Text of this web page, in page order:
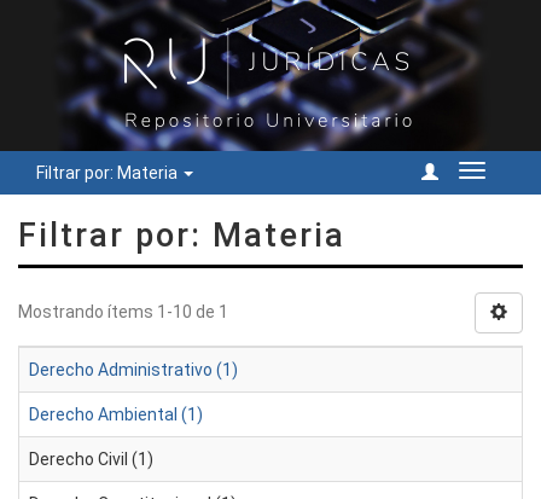
Filtrar por: Materia
Cambiar
Filtrar por: Materia
Mostrando ítems 1-10 de 1
Derecho Administrativo (1)
Derecho Ambiental (1)
Derecho Civil (1)